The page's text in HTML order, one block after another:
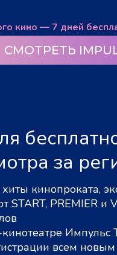
кино — 7 дней
СМОТРЕТЬ
за
кинопроката,
START, PREMIER и
Импульс
всем